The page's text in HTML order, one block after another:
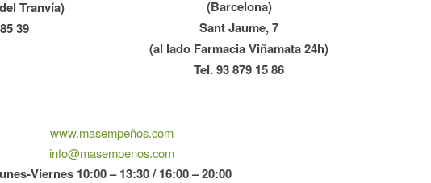
Tranvía)
39
(Barcelona)
Sant Jaume, 7
(al lado Farmacia Viñamata 24h)
Tel. 93 879 15 86
www.masempeños.com
info@masempenos.com
Viernes 10:00 – 13:30 / 16:00 – 20:00